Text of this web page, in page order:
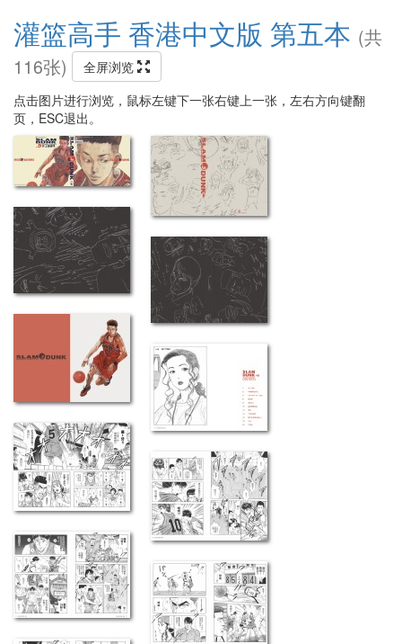
灌篮高手 香港中文版 第五本 (共
116张)
全屏浏览
点击图片进行浏览，鼠标左键下一张右键上一张，左右方向键翻
页，ESC退出。